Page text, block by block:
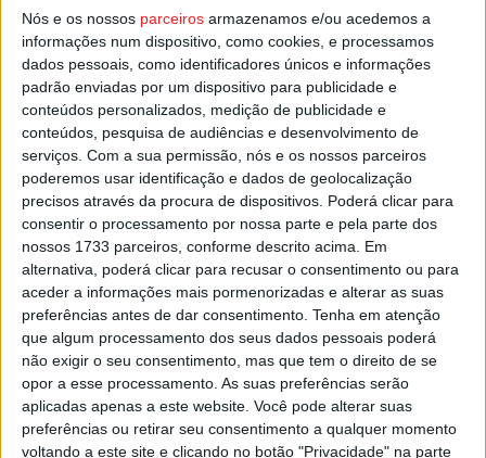
Nós e os nossos parceiros armazenamos e/ou acedemos a
informações num dispositivo, como cookies, e processamos
dados pessoais, como identificadores únicos e informações
padrão enviadas por um dispositivo para publicidade e
conteúdos personalizados, medição de publicidade e
conteúdos, pesquisa de audiências e desenvolvimento de
serviços. Com a sua permissão, nós e os nossos parceiros
poderemos usar identificação e dados de geolocalização
precisos através da procura de dispositivos. Poderá clicar para
consentir o processamento por nossa parte e pela parte dos
nossos 1733 parceiros, conforme descrito acima. Em
alternativa, poderá clicar para recusar o consentimento ou para
aceder a informações mais pormenorizadas e alterar as suas
preferências antes de dar consentimento. Tenha em atenção
que algum processamento dos seus dados pessoais poderá
não exigir o seu consentimento, mas que tem o direito de se
opor a esse processamento. As suas preferências serão
aplicadas apenas a este website. Você pode alterar suas
preferências ou retirar seu consentimento a qualquer momento
voltando a este site e clicando no botão "Privacidade" na parte
Para praticar este desporto, são necessárias uma bola e
uma parede, podendo a pelota ser jogada com as duas
mãos.
Esta e outras notícias para ouvir na Estação Diária – 96.8
FM ou emwww.968.fm.
TAGS Pelota Basca Viseu